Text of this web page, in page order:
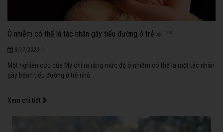
Ô nhiễm có thể là tác nhân gây tiểu đường ở trẻ 1230
8/17/2020 |
Một nghiên cứu của Mỹ chỉ ra rằng mức độ ô nhiễm có thể là một tác nhân
gây bệnh tiểu đường ở trẻ nhỏ.
Xem chi tiết